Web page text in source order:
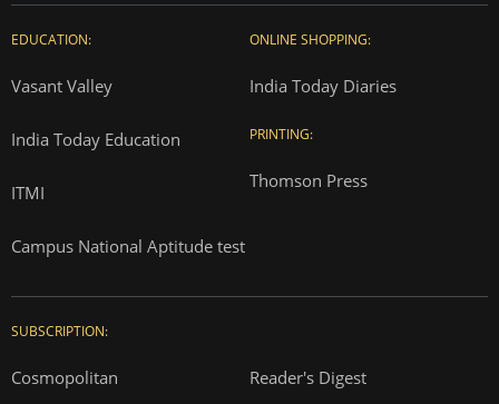
EDUCATION:
Vasant Valley
India Today Education
ITMI
Campus National Aptitude test
ONLINE SHOPPING:
India Today Diaries
PRINTING:
Thomson Press
SUBSCRIPTION:
Cosmopolitan Reader's Digest